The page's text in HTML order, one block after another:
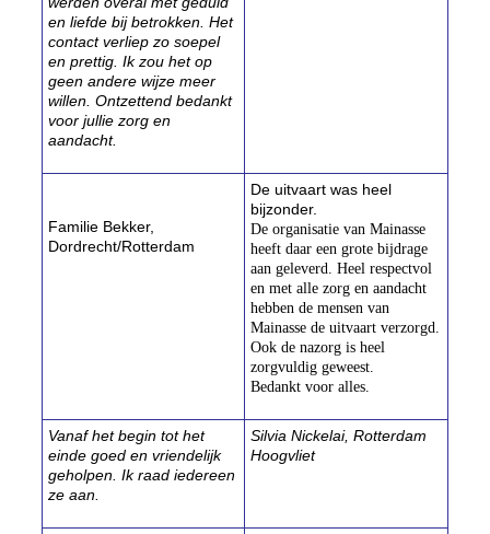
en liefde bij betrokken. Het
contact verliep zo soepel
en prettig. Ik zou het op
geen andere wijze meer
willen. Ontzettend bedankt
voor jullie zorg en
aandacht.
Familie Bekker,
Dordrecht/Rotterdam
De uitvaart was heel
bijzonder.
De organisatie van Mainasse
heeft daar een grote bijdrage
aan geleverd. Heel respectvol
en met alle zorg en aandacht
hebben de mensen van
Mainasse de uitvaart verzorgd.
Ook de nazorg is heel
zorgvuldig geweest.
Bedankt voor alles.
Vanaf het begin tot het
einde goed en vriendelijk
geholpen. Ik raad iedereen
ze aan.
Silvia Nickelai, Rotterdam
Hoogvliet